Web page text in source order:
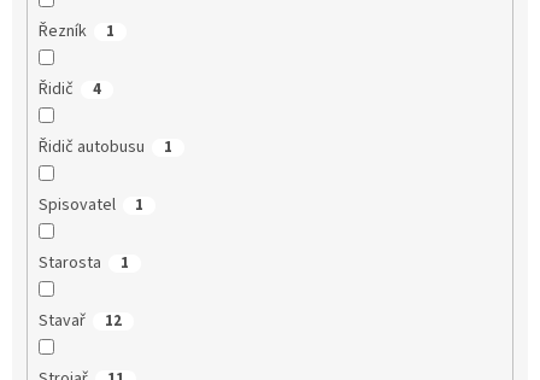
Řezník 1
Řidič 4
Řidič autobusu 1
Spisovatel 1
Starosta 1
Stavař 12